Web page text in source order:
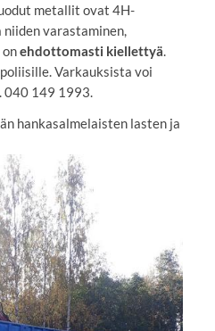
metallit ovat 4H-
varastaminen,
ehdottomasti kiellettyä
Varkauksista voi
149 1993.
hankasalmelaisten lasten ja